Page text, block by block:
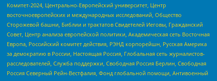
Комитет-2024, Центрально-Европейский университет, Центр
восточноевропейских и международных исследований, Общество
Сторожевой башни, Библии и трактатов Свидетелей Иеговы, Гражданский
Совет, Центр анализа европейской политики, Академическая сеть Восточная
Европа, Российский комитет действия, РЭНД корпорейшн, Русская Америка
за демократию в России, Настоящая Россия, Глобальная сеть журналистов-
расследователей, Служба поддержки, Свободная Россия Берлин, Свободная
Россия Северный Рейн-Вестфалия, Фонд глобальной помощи, Антивоенный